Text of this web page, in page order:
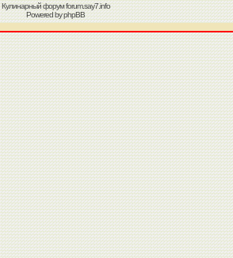
Кулинарный форумforum.say7.info
Powered byphpBB